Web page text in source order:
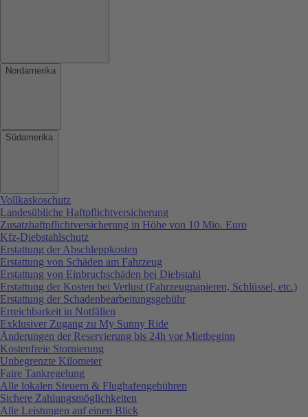
Nordamerika
Südamerika
Vollkaskoschutz
Landesübliche Haftpflichtversicherung
Zusatzhaftpflichtversicherung in Höhe von 10 Mio. Euro
Kfz-Diebstahlschutz
Erstattung der Abschleppkosten
Erstattung von Schäden am Fahrzeug
Erstattung von Einbruchschäden bei Diebstahl
Erstattung der Kosten bei Verlust (Fahrzeugpapieren, Schlüssel, etc.)
Erstattung der Schadenbearbeitungsgebühr
Erreichbarkeit in Notfällen
Exklusiver Zugang zu My Sunny Ride
Änderungen der Reservierung bis 24h vor Mietbeginn
Kostenfreie Stornierung
Unbegrenzte Kilometer
Faire Tankregelung
Alle lokalen Steuern & Flughafengebühren
Sichere Zahlungsmöglichkeiten
Alle Leistungen auf einen Blick